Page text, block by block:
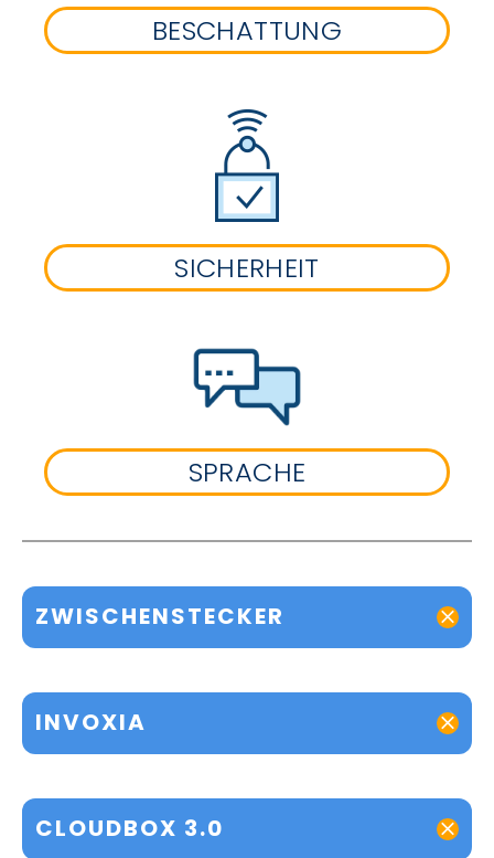
BESCHATTUNG
SICHERHEIT
SPRACHE
ZWISCHENSTECKER
INVOXIA
CLOUDBOX 3.0